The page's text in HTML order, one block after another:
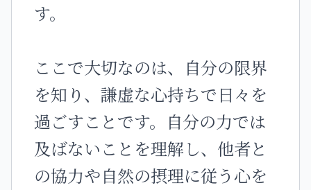
す。
ここで大切なのは、自分の限界
を知り、謙虚な心持ちで日々を
過ごすことです。自分の力では
及ばないことを理解し、他者と
の協力や自然の摂理に従う心を